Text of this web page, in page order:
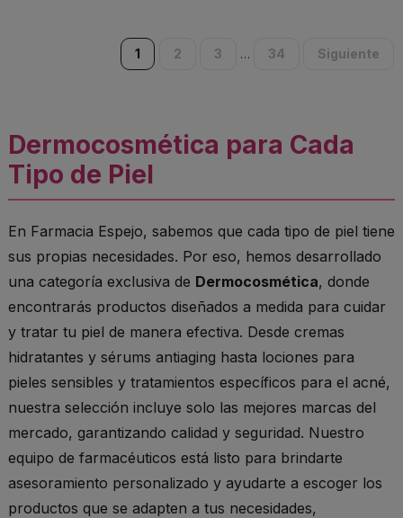
1 2 3 … 34 Siguiente
Dermocosmética para Cada
Tipo de Piel
En Farmacia Espejo, sabemos que cada tipo de piel tiene
sus propias necesidades. Por eso, hemos desarrollado
una categoría exclusiva de Dermocosmética, donde
encontrarás productos diseñados a medida para cuidar
y tratar tu piel de manera efectiva. Desde cremas
hidratantes y sérums antiaging hasta lociones para
pieles sensibles y tratamientos específicos para el acné,
nuestra selección incluye solo las mejores marcas del
mercado, garantizando calidad y seguridad. Nuestro
equipo de farmacéuticos está listo para brindarte
asesoramiento personalizado y ayudarte a escoger los
productos que se adapten a tus necesidades,